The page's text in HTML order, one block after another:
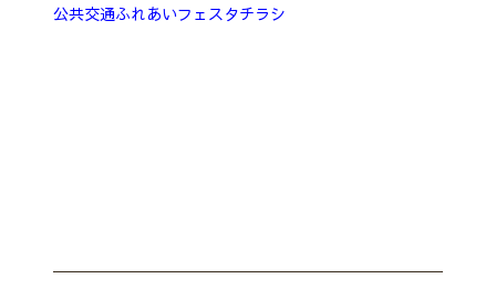
公共交通ふれあいフェスタチラシ